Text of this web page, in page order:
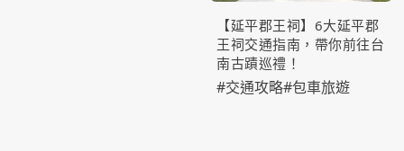
【延平郡王祠】6大延平郡
王祠交通指南，帶你前往台
南古蹟巡禮！
#交通攻略#包車旅遊